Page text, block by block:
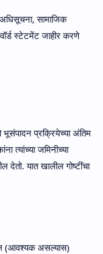
सामाजिक
स्टेटमेंट जाहीर करणे
प्रक्रियेच्या अंतिम
त्यांच्या जमिनीच्या
देतो. यात खालील गोष्टींचा
(आवश्यक असल्यास)